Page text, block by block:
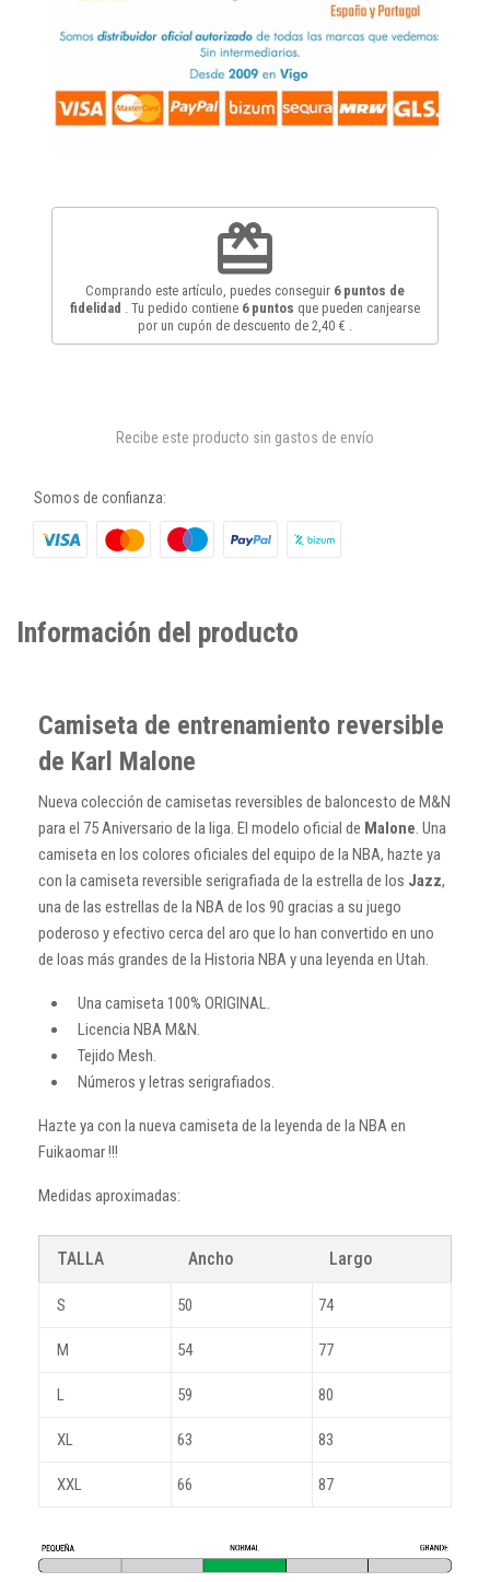
redeem
Comprando este artículo, puedes conseguir 6puntos de
fidelidad
. Tu pedido contiene 6puntos que pueden canjearse
por un cupón de descuento de 2,40 €
Recibe este producto sin gastos de envío
Somos de confianza:
Información del producto
Camiseta de entrenamiento reversible
de Karl Malone
Nueva colección de camisetas reversibles de baloncesto de M&N
para el 75 Aniversario de la liga. El modelo oficial de Malone. Una
camiseta en los colores oficiales del equipo de la NBA, hazte ya
con la camiseta reversible serigrafiada de la estrella de los Jazz,
una de las estrellas de la NBA de los 90 gracias a su juego
poderoso y efectivo cerca del aro que lo han convertido en uno
de loas más grandes de la Historia NBA y una leyenda en Utah.
Una camiseta 100% ORIGINAL.
Licencia NBA M&N.
Tejido Mesh.
Números y letras serigrafiados.
Hazte ya con la nueva camiseta de la leyenda de la NBA en
Fuikaomar !!!
Medidas aproximadas:
TALLA Ancho Largo
S 50 74
M 54 77
L 59 80
XL 63 83
XXL 66 87